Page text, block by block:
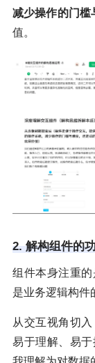
减少操作的门槛
值。
2. 解构组件的
组件本身注重的
是业务逻辑构件
从交互视角切
易于理解、易